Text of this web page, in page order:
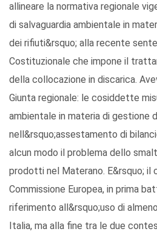
allineare la normativa regionale
di salvaguardia ambientale in
dei rifiuti&rsquo; alla recente
Costituzionale che impone il
della collocazione in discarica.
Giunta regionale: le cosiddette
ambientale in materia di gestione
nell&rsquo;assestamento di
alcun modo il problema dello
prodotti nel Materano. E&rsquo; il
Commissione Europea, in prima
riferimento all&rsquo;uso di
Italia, ma alla fine tra le due